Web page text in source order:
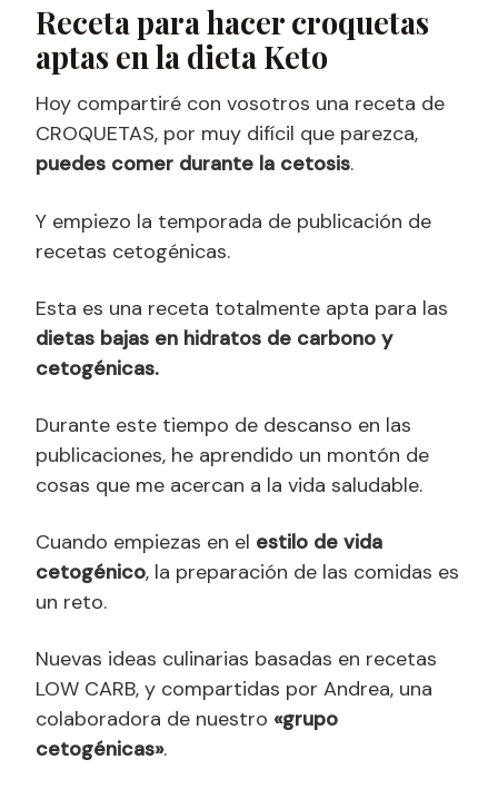
Receta para hacer croquetas
aptas en la dieta Keto
Hoy compartiré con vosotros una receta de
CROQUETAS, por muy difícil que parezca,
puedes comer durante la cetosis.
Y empiezo la temporada de publicación de
recetas cetogénicas.
Esta es una receta totalmente apta para las
dietas bajas en hidratos de carbono y
cetogénicas.
Durante este tiempo de descanso en las
publicaciones, he aprendido un montón de
cosas que me acercan a la vida saludable.
Cuando empiezas en el estilo de vida
cetogénico, la preparación de las comidas es
un reto.
Nuevas ideas culinarias basadas en recetas
LOW CARB, y compartidas por Andrea, una
colaboradora de nuestro «grupo
cetogénicas».